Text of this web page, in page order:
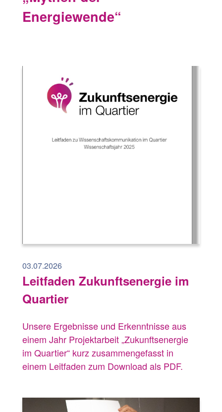
Energiewende“
03.07.2026
Leitfaden Zukunftsenergie im
Quartier
Unsere Ergebnisse und Erkenntnisse aus
einem Jahr Projektarbeit „Zukunftsenergie
im Quartier“ kurz zusammengefasst in
einem Leitfaden zum Download als PDF.